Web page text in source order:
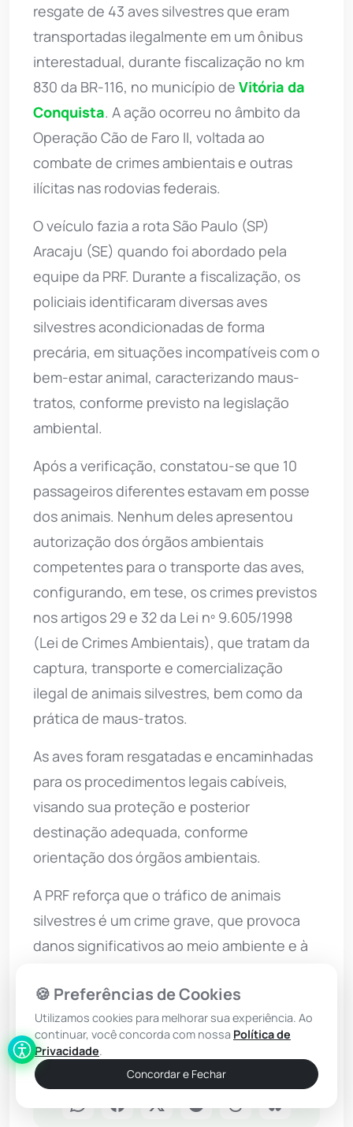
resgate de 43 aves silvestres que eram
transportadas ilegalmente em um ônibus
interestadual, durante fiscalização no km
830 da BR-116, no município de Vitória da
Conquista. A ação ocorreu no âmbito da
Operação Cão de Faro II, voltada ao
combate de crimes ambientais e outras
ilícitas nas rodovias federais.
O veículo fazia a rota São Paulo (SP) 
Aracaju (SE) quando foi abordado pela
equipe da PRF. Durante a fiscalização, os
policiais identificaram diversas aves
silvestres acondicionadas de forma
precária, em situações incompatíveis com o
bem-estar animal, caracterizando maus-
tratos, conforme previsto na legislação
ambiental.
Após a verificação, constatou-se que 10
passageiros diferentes estavam em posse
dos animais. Nenhum deles apresentou
autorização dos órgãos ambientais
competentes para o transporte das aves,
configurando, em tese, os crimes previstos
nos artigos 29 e 32 da Lei nº 9.605/1998
(Lei de Crimes Ambientais), que tratam da
captura, transporte e comercialização
ilegal de animais silvestres, bem como da
prática de maus-tratos.
As aves foram resgatadas e encaminhadas
para os procedimentos legais cabíveis,
visando sua proteção e posterior
destinação adequada, conforme
orientação dos órgãos ambientais.
A PRF reforça que o tráfico de animais
silvestres é um crime grave, que provoca
danos significativos ao meio ambiente e à
os animais a sofrimento extremo durante o
transporte irregular.
🍪 Preferências de Cookies
Utilizamos cookies para melhorar sua experiência. Ao
continuar, você concorda com nossa Política de
Privacidade.
Concordar e Fechar